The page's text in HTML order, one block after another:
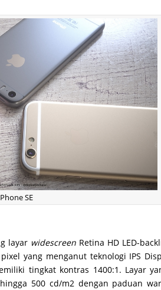
SE
layar widescreen Retina HD LED-
yang menganut teknologi IPS
tingkat kontras 1400:1. Layar
500 cd/m2 dengan paduan